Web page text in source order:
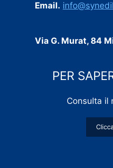
Email.
Via G. Murat, 84
PER
Consulta il